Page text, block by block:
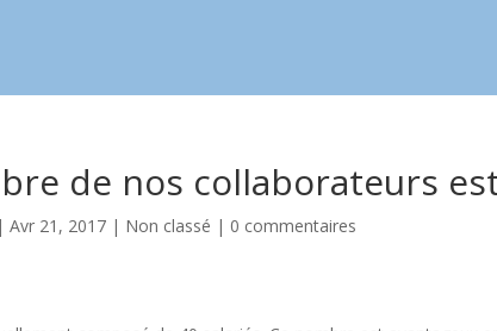
de nos collaborateurs
|Avr 21, 2017 | Non classé | 0 commentaires